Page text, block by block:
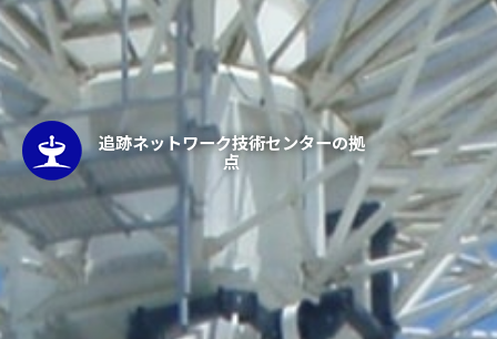
追跡ネットワーク技術センターの拠
点